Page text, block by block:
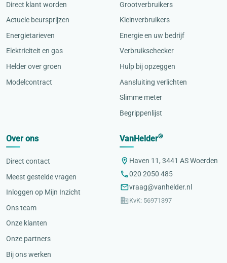
Direct klant worden
Actuele beursprijzen
Energietarieven
Elektriciteit en gas
Helder over groen
Modelcontract
Grootverbruikers
Kleinverbruikers
Energie en uw bedrijf
Verbruikschecker
Hulp bij opzeggen
Aansluiting verlichten
Slimme meter
Begrippenlijst
Over ons
Direct contact
Meest gestelde vragen
Inloggen op Mijn Inzicht
Ons team
Onze klanten
Onze partners
Bij ons werken
VanHelder®
Haven 11, 3441 AS Woerden
020 2050 485
vraag@vanhelder.nl
KvK: 56971397